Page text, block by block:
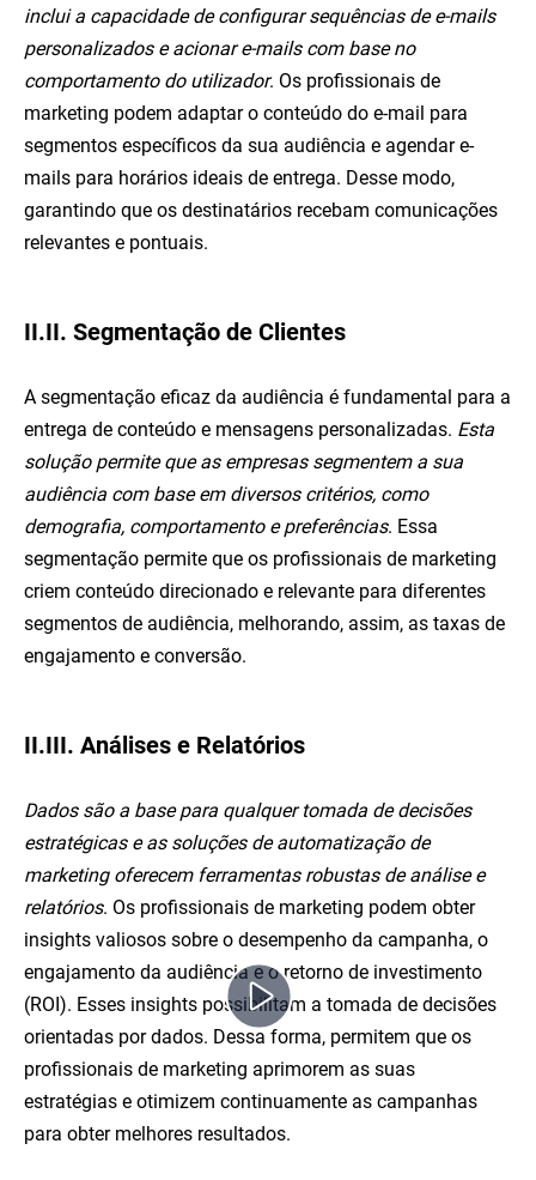
inclui a capacidade de configurar sequências de e-mails
personalizados e acionar e-mails com base no
comportamento do utilizador. Os profissionais de
marketing podem adaptar o conteúdo do e-mail para
segmentos específicos da sua audiência e agendar e-
mails para horários ideais de entrega. Desse modo,
garantindo que os destinatários recebam comunicações
relevantes e pontuais.
II.II. Segmentação de Clientes
A segmentação eficaz da audiência é fundamental para a
entrega de conteúdo e mensagens personalizadas. Esta
solução permite que as empresas segmentem a sua
audiência com base em diversos critérios, como
demografia, comportamento e preferências. Essa
segmentação permite que os profissionais de marketing
criem conteúdo direcionado e relevante para diferentes
segmentos de audiência, melhorando, assim, as taxas de
engajamento e conversão.
II.III. Análises e Relatórios
Dados são a base para qualquer tomada de decisões
estratégicas e as soluções de automatização de
marketing oferecem ferramentas robustas de análise e
relatórios. Os profissionais de marketing podem obter
insights valiosos sobre o desempenho da campanha, o
engajamento da audiência e o retorno de investimento
(ROI). Esses insights possibilitam a tomada de decisões
orientadas por dados. Dessa forma, permitem que os
profissionais de marketing aprimorem as suas
estratégias e otimizem continuamente as campanhas
para obter melhores resultados.